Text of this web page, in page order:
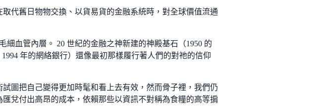
代舊日物物交換、以貨易貨的金融系統時，對全球價值流通
細血管內層。 20 世紀的金融之神新建的神殿基石（1950 的
年的網絡銀行）還像最初那樣履行著人們的對祂的信仰
圖把自己變得更加時髦和看上去有效，然而骨子裡，我們仍
兌付出高昂的成本，依賴那些以資訊不對稱為食糧的高等掮